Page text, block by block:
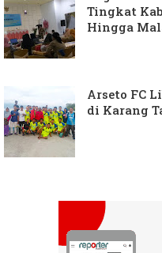
Tingkat
Hingga
Arseto FC
di Karang